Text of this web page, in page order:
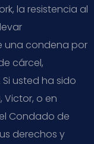
la resistencia al
una condena por
cárcel,
usted ha sido
o en
Condado de
derechos y